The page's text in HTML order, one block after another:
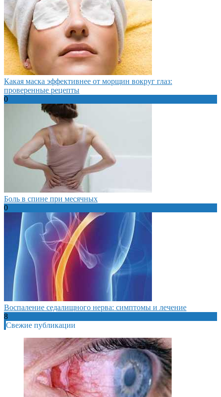
Какая маска эффективнее от морщин вокруг глаз:
проверенные рецепты
0
Боль в спине при месячных
0
Воспаление седалищного нерва: симптомы и лечение
8
Свежие публикации